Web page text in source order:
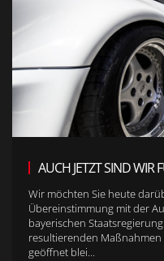
AUCH JETZT SIND WIR
Wir möchten Sie heute
Übereinstimmung mit der
bayerischen
resultierenden
geöffnet blei...